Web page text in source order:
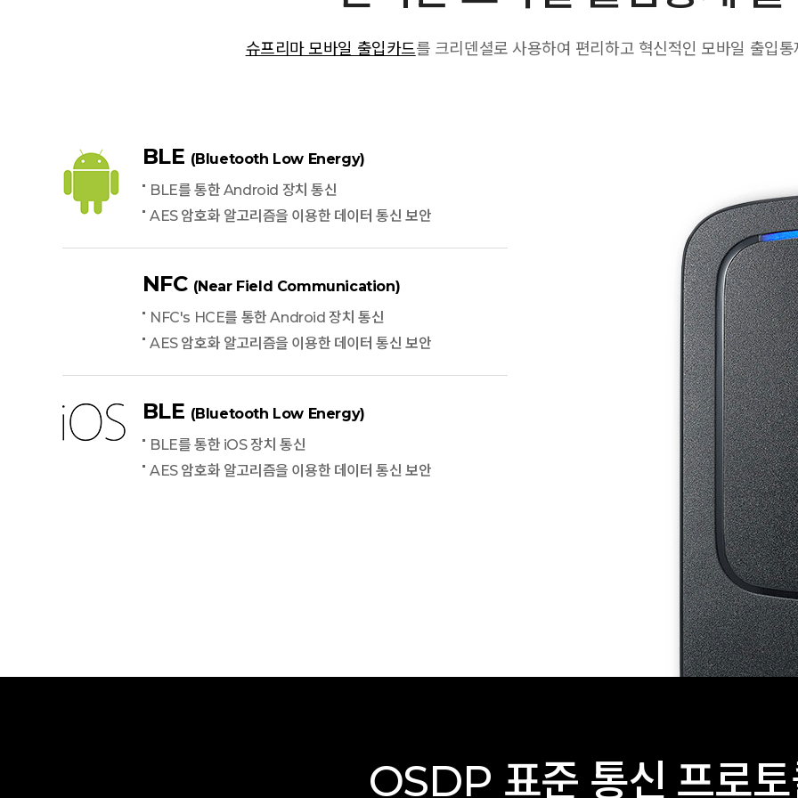
슈프리마 모바일 출입카드를 크리덴셜로 사용하여 편리하고 혁신적인 모바일 출입
BLE (Bluetooth Low Energy)
BLE를 통한 Android 장치 통신
AES 암호화 알고리즘을 이용한 데이터 통신 보안
NFC (Near Field Communication)
NFC's HCE를 통한 Android 장치 통신
AES 암호화 알고리즘을 이용한 데이터 통신 보안
BLE (Bluetooth Low Energy)
BLE를 통한 iOS 장치 통신
AES 암호화 알고리즘을 이용한 데이터 통신 보안
OSDP 표준 통신 프로